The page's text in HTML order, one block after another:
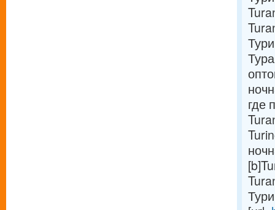
где